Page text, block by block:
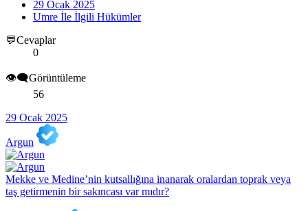
29 Ocak 2025
Umre İle İlgili Hükümler
💬Cevaplar
0
👁️‍🗨️Görüntüleme
56
29 Ocak 2025
Argun
Mekke ve Medine’nin kutsallığına inanarak oralardan toprak veya
taş getirmenin bir sakıncası var mıdır?